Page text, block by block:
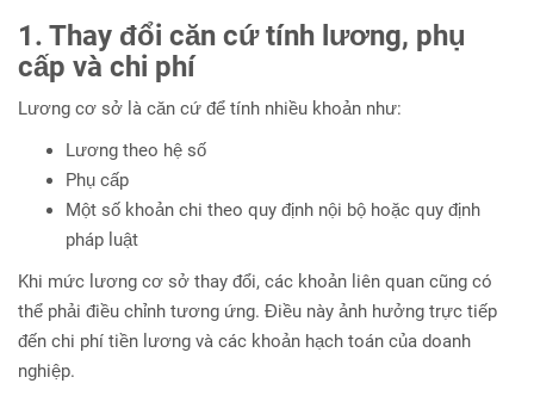
1. Thay đổi căn cứ tính lương, phụ
cấp và chi phí
Lương cơ sở là căn cứ để tính nhiều khoản như:
Lương theo hệ số
Phụ cấp
Một số khoản chi theo quy định nội bộ hoặc quy định
pháp luật
Khi mức lương cơ sở thay đổi, các khoản liên quan cũng có
thể phải điều chỉnh tương ứng. Điều này ảnh hưởng trực tiếp
đến chi phí tiền lương và các khoản hạch toán của doanh
nghiệp.